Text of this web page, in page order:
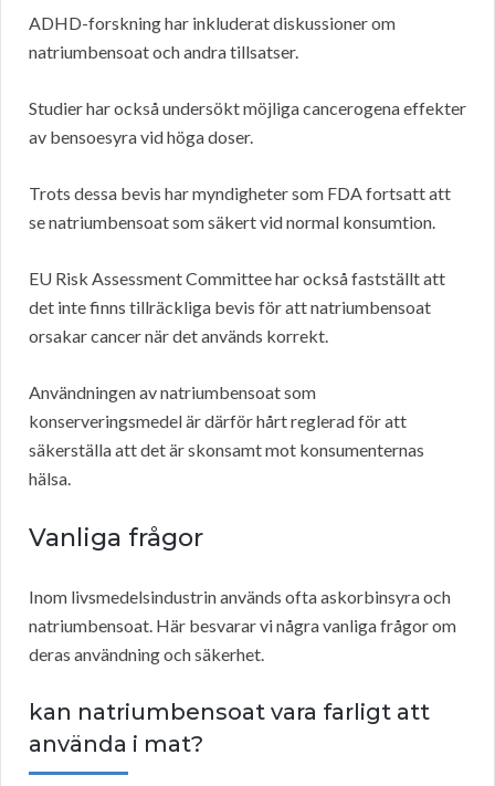
ADHD-forskning har inkluderat diskussioner om
natriumbensoat och andra tillsatser.
Studier har också undersökt möjliga cancerogena effekter
av bensoesyra vid höga doser.
Trots dessa bevis har myndigheter som FDA fortsatt att
se natriumbensoat som säkert vid normal konsumtion.
EU Risk Assessment Committee har också fastställt att
det inte finns tillräckliga bevis för att natriumbensoat
orsakar cancer när det används korrekt.
Användningen av natriumbensoat som
konserveringsmedel är därför hårt reglerad för att
säkerställa att det är skonsamt mot konsumenternas
hälsa.
Vanliga frågor
Inom livsmedelsindustrin används ofta askorbinsyra och
natriumbensoat. Här besvarar vi några vanliga frågor om
deras användning och säkerhet.
kan natriumbensoat vara farligt att
använda i mat?